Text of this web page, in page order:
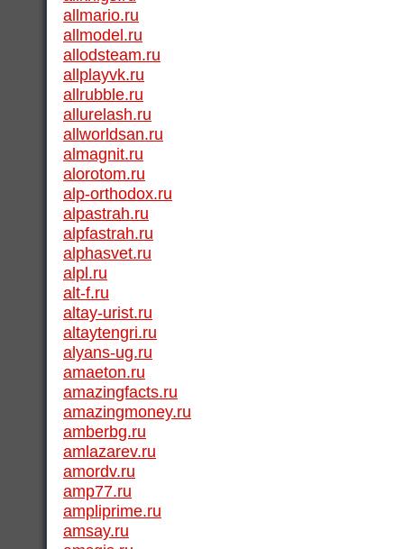
allmario.ru
allmodel.ru
allodsteam.ru
allplayvk.ru
allrubble.ru
allurelash.ru
allworldsan.ru
almagnit.ru
alorotom.ru
alp-orthodox.ru
alpastrah.ru
alpfastrah.ru
alphasvet.ru
alpl.ru
alt-f.ru
altay-urist.ru
altaytengri.ru
alyans-ug.ru
amaeton.ru
amazingfacts.ru
amazingmoney.ru
amberbg.ru
amlazarev.ru
amordv.ru
amp77.ru
ampliprime.ru
amsay.ru